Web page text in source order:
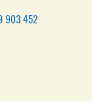
903 452